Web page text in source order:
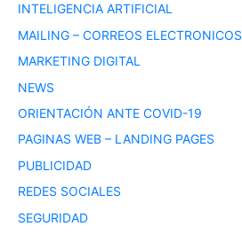
INTELIGENCIA ARTIFICIAL
MAILING – CORREOS ELECTRONICOS
MARKETING DIGITAL
NEWS
ORIENTACIÓN ANTE COVID-19
PAGINAS WEB – LANDING PAGES
PUBLICIDAD
REDES SOCIALES
SEGURIDAD